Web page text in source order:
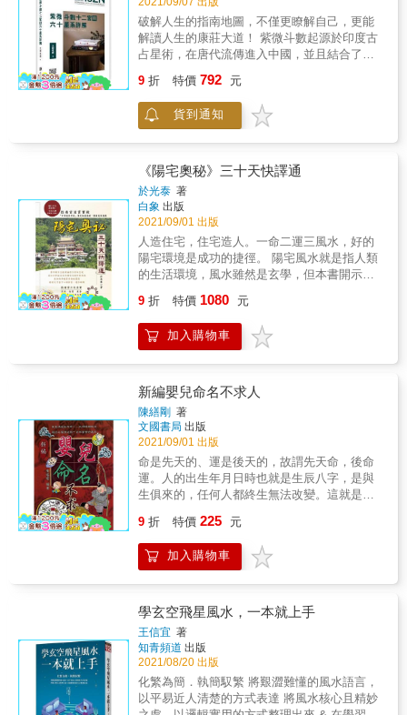
天運的一個代表，也是包裝先天八字的外在條
件，這就是造命改運之學。
十甲子日逐日開運必勝秘法◎求子秘法◎陽宅
八卦九宮吉利開運法寶 再加上新編2022年農民
曆，堪稱為居家、公司行號、各式商店的必備
生活寶典，也是開運招財的最佳參考書。 &
破解人生的指南地圖，不僅更瞭解自己，更能
解讀人生的康莊大道！ 紫微斗數起源於印度古
占星術，在唐代流傳進入中國，並且結合了易
環的道理，以中醫用季節跟時辰對人的分類方
式，將人分成144種，再加上對時空環境的分
析，以一個命盤整合出【人、事、時、地、
成一個人生的數據資料庫，而此資料濃縮於一
張命盤，形同我們的人生健康檢查表，以及人
生的指南地圖。 而生辰是解開這張圖的密碼，
透過生辰的排列還原這張命盤，透過命盤我們
可以解讀出古人千年來為我們留下的龐大數
據，讓我們只要能解讀這張圖表就可以解讀出
自己人生的路途。 本書特色 1.《ISZN國際紫微
學會》與《小澂寶人文講堂》創辦人大耕老
師，開創新時代紫微斗數的現代化應用學程，
微斗數各宮與星系相互關係的你，絕不能錯過
的完整教科寶典！ 3.內附專屬APP與應用資
訊，即學即用，追隨老師的腳步在紫微學習的
9 折 特價 792 元
貨到通知
《陽宅奧秘》三十天快譯通
於光泰 著
白象 出版
2021/09/01 出版
人造住宅，住宅造人。一命二運三風水，好的
陽宅環境是成功的捷徑。 陽宅風水就是指人類
的生活環境，風水雖然是玄學，但本書開示其
部分理論。本書第一章「陽宅基礎」介紹陽宅
各種分類、天干地支、河圖洛書、先後天八
卦、羅盤構造、各類九星、地理入門方法等。
局勢」說明門戶、客廳、廚房、樓梯、庭園
等。第四章「八宅法」介紹理氣法基本功，內
外六事等。第五章「紫白飛星」介紹生、旺、
退、煞、死定義，與宅山、大運、流年等交錯
關係，並將〈紫白訣〉逐句解釋。本書特點是
參酌古文獻與現代陽宅觀念，將兩者合併出由
理論基礎至實務操作的陽宅完整學習步驟，加
上近百幅各種陽宅實景範例，相當程度的完成
陽宅風水這門學問的質量，使讀者定然深入淺
9 折 特價 1080 元
加入購物車
新編嬰兒命名不求人
陳繕剛 著
文國書局 出版
2021/09/01 出版
命是先天的、運是後天的，故謂先天命，後命
運。人的出生年月日時也就是生辰八字，是與
生俱來的，任何人都終生無法改變。這就是先
份，這就是後天運。先天不足可以造運嗎?可行
者為姓名也。 此書能為公司或自己兒女取個好
名子，為子孫造無限福，能給予公司進無線錢
9 折 特價 225 元
加入購物車
學玄空飛星風水，一本就上手
王信宜 著
知青頻道 出版
2021/08/20 出版
化繁為簡．執簡馭繁 將艱澀難懂的風水語言，
以平易近人清楚的方式表達 將風水核心且精妙